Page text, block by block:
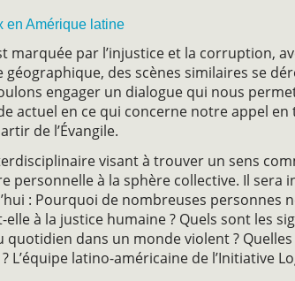
en Amérique latine
marquée par l’injustice et la corruption,
des scènes similaires se
engager un dialogue qui nous
actuel en ce qui concerne notre appel
de l’Évangile.
visant à trouver un sens
personnelle à la sphère collective. Il
: Pourquoi de nombreuses personnes
à la justice humaine ? Quels sont les
quotidien dans un monde violent ?
latino-américaine de l’Initiative